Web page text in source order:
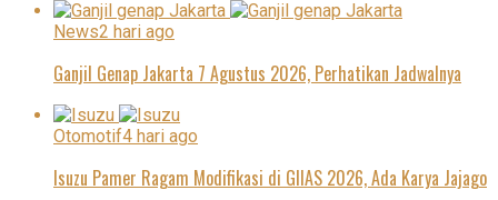
News2 hari ago
Ganjil Genap Jakarta 7 Agustus 2026, Perhatikan Jadwalnya
Otomotif4 hari ago
Isuzu Pamer Ragam Modifikasi di GIIAS 2026, Ada Karya Jajago